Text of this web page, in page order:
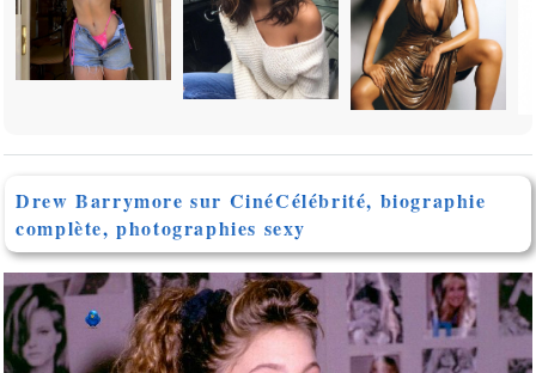
Drew Barrymore sur CinéCélébrité, biographie
complète, photographies sexy